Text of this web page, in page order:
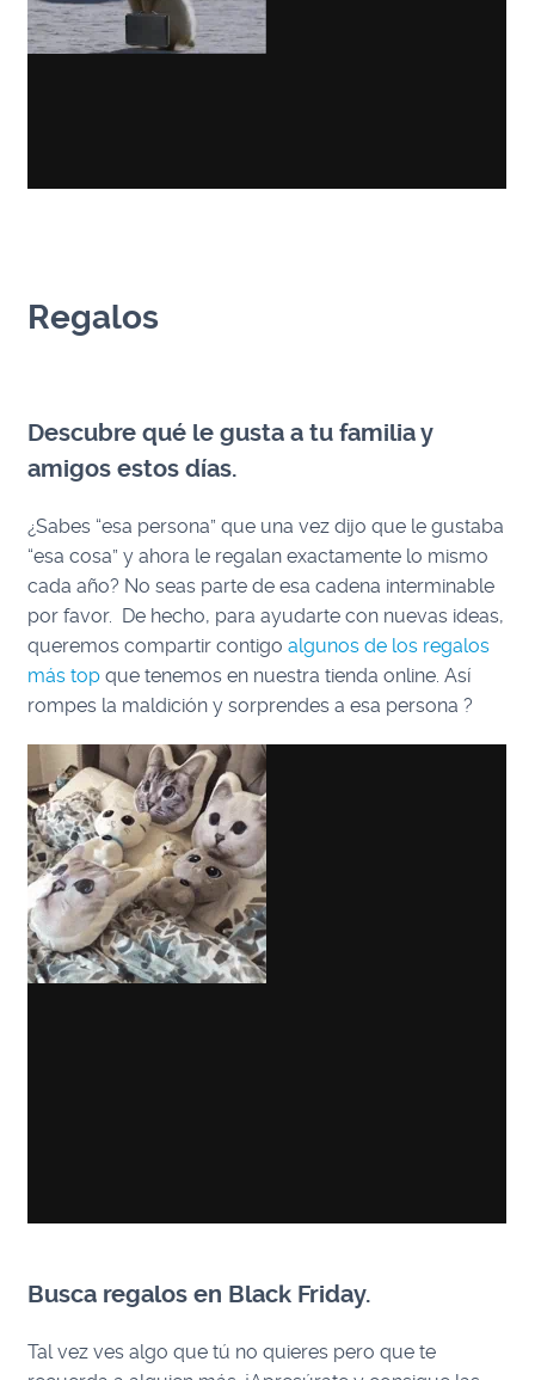
Regalos
Descubre qué le gusta a tu familia y
amigos estos días.
¿Sabes “esa persona” que una vez dijo que le gustaba
“esa cosa” y ahora le regalan exactamente lo mismo
cada año? No seas parte de esa cadena interminable
por favor. De hecho, para ayudarte con nuevas ideas,
queremos compartir contigoalgunos de los regalos
más top que tenemos en nuestra tienda online. Así
rompes la maldición y sorprendes a esa persona ?
Busca regalos en Black Friday.
Tal vez ves algo que tú no quieres pero que te